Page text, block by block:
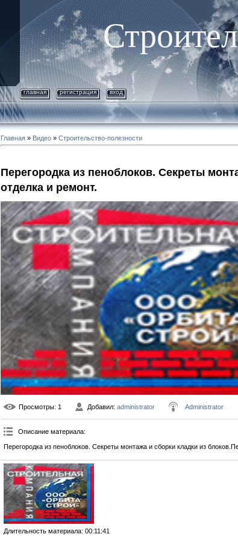
главная регистрация вход
Главная » Видео » Строительство-полезности
Перегородка из пеноблоков. Секреты
отделка и ремонт.
Просмотры: 1 Добавил: administrator Administrator
Описание материала:
Перегородка из пеноблоков. Секреты монтажа и сборки кладки из
Длительность материала: 00:11:41